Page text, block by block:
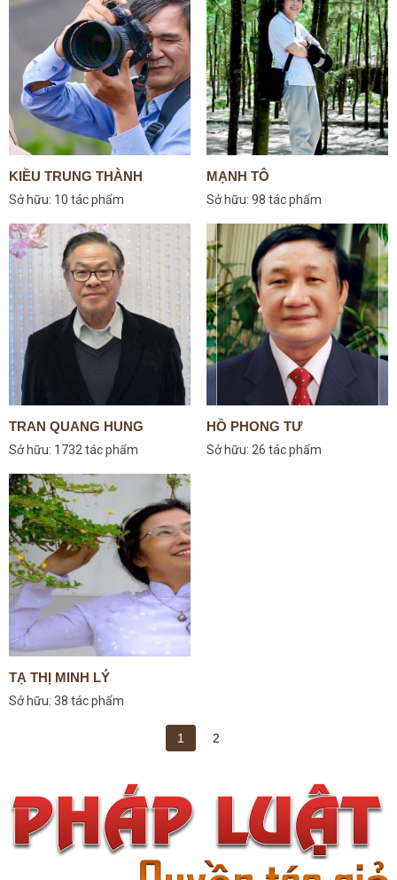
KIỀU TRUNG THÀNH
Sở hữu: 10 tác phẩm
MẠNH TÔ
Sở hữu: 98 tác phẩm
TRAN QUANG HUNG
Sở hữu: 1732 tác phẩm
HỒ PHONG TƯ
Sở hữu: 26 tác phẩm
TẠ THỊ MINH LÝ
Sở hữu: 38 tác phẩm
1 2